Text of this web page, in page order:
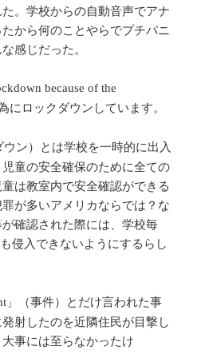
。学校からの自動音声でアナ
から何のことやらでプチパニ
感じだった。
because of the
にロックダウンしています。
ウン）とは学校を一時的に出入
童の安全確保のために全ての
は教室内で安全確認ができる
が多いアメリカならでは？な
確認された際には、学校毎
侵入できないようにするらし
」（事件）とだけ言われた事
射したのを近隣住民が目撃し
事には至らなかったけ